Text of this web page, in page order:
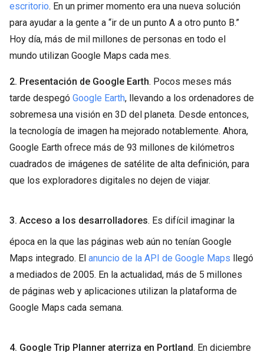
escritorio. En un primer momento era una nueva solución
para ayudar a la gente a “ir de un punto A a otro punto B.”
Hoy día, más de mil millones de personas en todo el
mundo utilizan Google Maps cada mes.
2. Presentación de Google Earth. Pocos meses más
tarde despegó Google Earth, llevando a los ordenadores de
sobremesa una visión en 3D del planeta. Desde entonces,
la tecnología de imagen ha mejorado notablemente. Ahora,
Google Earth ofrece más de 93 millones de kilómetros
cuadrados de imágenes de satélite de alta definición, para
que los exploradores digitales no dejen de viajar.
3. Acceso a los desarrolladores. Es difícil imaginar la
época en la que las páginas web aún no tenían Google
Maps integrado. El anuncio de la API de Google Maps llegó
a mediados de 2005. En la actualidad, más de 5 millones
de páginas web y aplicaciones utilizan la plataforma de
Google Maps cada semana.
4. Google Trip Planner aterriza en Portland. En diciembre